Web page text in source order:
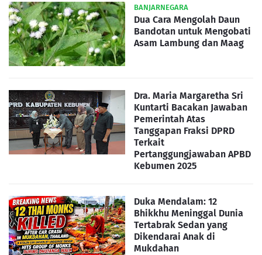
BANJARNEGARA
Dua Cara Mengolah Daun
Bandotan untuk Mengobati
Asam Lambung dan Maag
Dra. Maria Margaretha Sri
Kuntarti Bacakan Jawaban
Pemerintah Atas
Tanggapan Fraksi DPRD
Terkait
Pertanggungjawaban APBD
Kebumen 2025
Duka Mendalam: 12
Bhikkhu Meninggal Dunia
Tertabrak Sedan yang
Dikendarai Anak di
Mukdahan